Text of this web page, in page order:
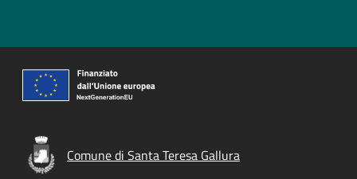
Comune di Santa Teresa Gallura